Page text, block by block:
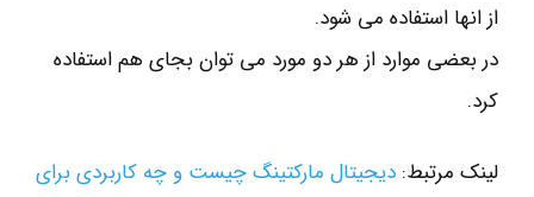
از انها استفاده می شود.
در بعضی موارد از هر دو مورد می توان بجای هم استفاده
کرد.
لینک مرتبط: دیجیتال مارکتینگ چیست و چه کاربردی برای